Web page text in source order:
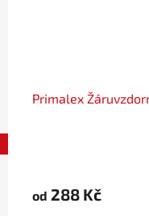
Primalex
od 288 Kč